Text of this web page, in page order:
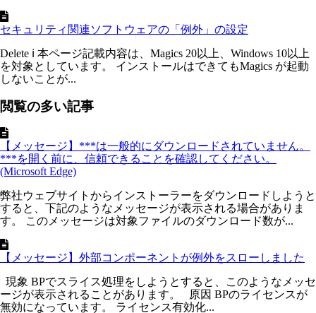
セキュリティ関連ソフトウェアの「例外」の設定
Delete ℹ 本ページ記載内容は、Magics 20以上、Windows 10以上
を対象としています。 インストールはできてもMagics が起動
しないことが...
閲覧の多い記事
【メッセージ】***は一般的にダウンロードされていません。
***を開く前に、信頼できることを確認してください。
(Microsoft Edge)
弊社ウェブサイトからインストーラーをダウンロードしようと
すると、下記のようなメッセージが表示される場合がありま
す。 このメッセージは対象ファイルのダウンロード数が...
【メッセージ】外部コンポーネントが例外をスローしました
現象 BPでスライス処理をしようとすると、このようなメッセ
ージが表示されることがあります。 原因 BPのライセンスが
無効になっています。 ライセンス有効化...